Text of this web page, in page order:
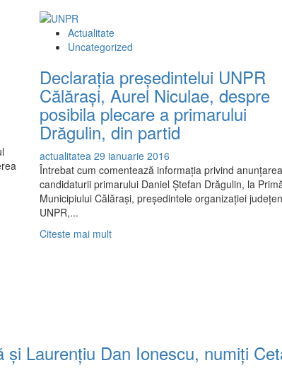
de
polițiști
tâlhărie
și
șantaj
Actualitate
Uncategorized
Declarația președintelui UNPR
Călărași, Aurel Niculae, despre
posibila plecare a primarului
Drăgulin, din partid
actualitatea 29 ianuarie 2016
Întrebat cum comentează informația privind anunțarea
candidaturii primarului Daniel Ștefan Drăgulin, la
Municipiului Călărași, președintele organizației
UNPR,...
Citeste mai multRead
Niculae,
despre
Laurențiu Dan Ionescu, numiți